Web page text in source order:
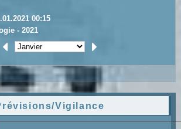
00:15
- 2021
Vigilance